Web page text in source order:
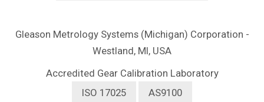
Gleason Metrology Systems (Michigan) Corporation -
Westland, MI, USA
Accredited Gear Calibration Laboratory
ISO 17025
AS9100